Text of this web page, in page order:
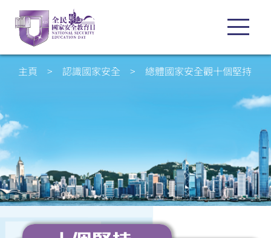
主頁 > 認識國家安全 > 總體國家安全觀十個堅持